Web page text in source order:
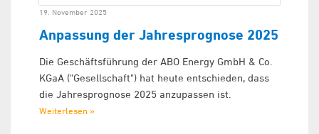
19. November 2025
Anpassung der Jahresprognose 2025
Die Geschäftsführung der ABO Energy GmbH & Co.
KGaA ("Gesellschaft") hat heute entschieden, dass
die Jahresprognose 2025 anzupassen ist.
Weiterlesen »